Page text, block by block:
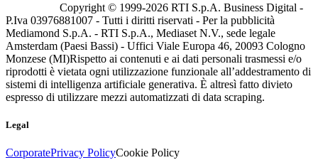
Copyright © 1999-2026 RTI S.p.A. Business Digital -
P.Iva 03976881007 - Tutti i diritti riservati - Per la pubblicità
Mediamond S.p.A. - RTI S.p.A., Mediaset N.V., sede legale
Amsterdam (Paesi Bassi) - Uffici Viale Europa 46, 20093 Cologno
Monzese (MI)Rispetto ai contenuti e ai dati personali trasmessi e/o
riprodotti è vietata ogni utilizzazione funzionale all’addestramento di
sistemi di intelligenza artificiale generativa. È altresì fatto divieto
espresso di utilizzare mezzi automatizzati di data scraping.
Legal
CorporatePrivacy PolicyCookie Policy